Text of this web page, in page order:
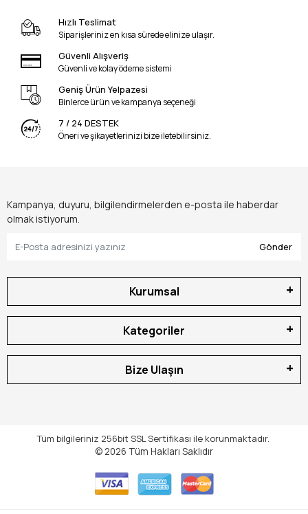
Hızlı Teslimat
Siparişleriniz en kısa sürede elinize ulaşır.
Güvenli Alışveriş
Güvenli ve kolay ödeme sistemi
Geniş Ürün Yelpazesi
Binlerce ürün ve kampanya seçeneği
7 / 24 DESTEK
Öneri ve şikayetlerinizi bize iletebilirsiniz.
Kampanya, duyuru, bilgilendirmelerden e-posta ile haberdar
olmak istiyorum.
Gönder
Kurumsal
Kategoriler
Bize Ulaşın
Tüm bilgileriniz 256bit SSL Sertifikası ile korunmaktadır.
© 2026 Tüm Hakları Saklıdır